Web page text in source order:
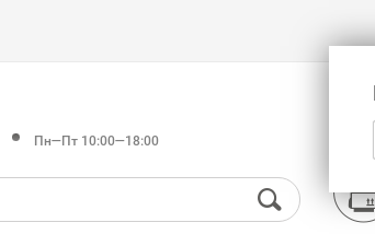
Пн—Пт 10:00—18:00